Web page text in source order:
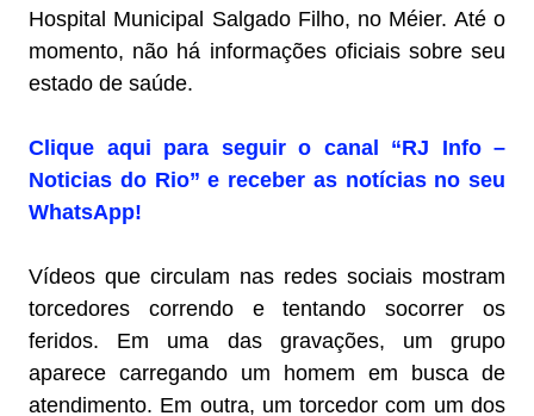
Hospital Municipal Salgado Filho, no Méier. Até o
momento, não há informações oficiais sobre seu
estado de saúde.
Clique aqui para seguir o canal “RJ Info –
Noticias do Rio” e receber as notícias no seu
WhatsApp!
Vídeos que circulam nas redes sociais mostram
torcedores correndo e tentando socorrer os
feridos. Em uma das gravações, um grupo
aparece carregando um homem em busca de
atendimento. Em outra, um torcedor com um dos